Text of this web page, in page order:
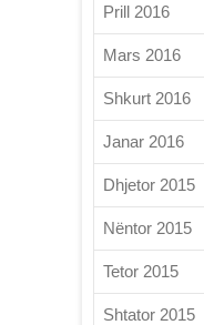
Prill 2016
Mars 2016
Shkurt 2016
Janar 2016
Dhjetor 2015
Nëntor 2015
Tetor 2015
Shtator 2015